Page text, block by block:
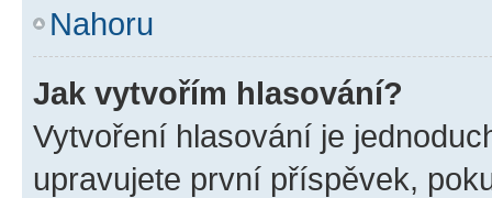
Nahoru
Jak vytvořím hlasování?
Vytvoření hlasování je
upravujete první příspěvek,